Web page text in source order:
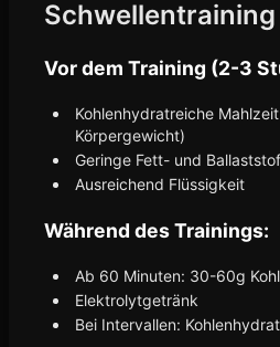
Schwellentraining
Vor dem Training (2-3
Kohlenhydratreiche
Körpergewicht)
Geringe Fett- und
Ausreichend Flüssigkeit
Während des Trainings:
Ab 60 Minuten: 30-60g
Elektrolytgetränk
Bei Intervallen: